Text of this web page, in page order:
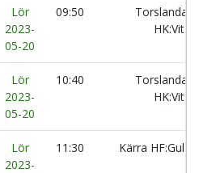
Lör
2023-
05-20
09:50
Torslanda
HK:Vit
Lör
2023-
05-20
10:40
Torslanda
HK:Vit
Lör
2023-
11:30 Kärra HF:Gul